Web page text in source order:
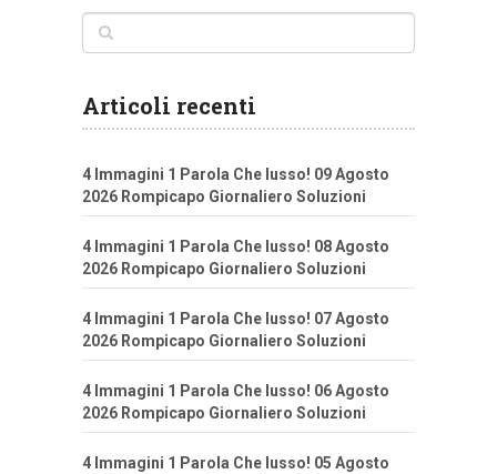
Articoli recenti
4 Immagini 1 Parola Che lusso! 09 Agosto
2026 Rompicapo Giornaliero Soluzioni
4 Immagini 1 Parola Che lusso! 08 Agosto
2026 Rompicapo Giornaliero Soluzioni
4 Immagini 1 Parola Che lusso! 07 Agosto
2026 Rompicapo Giornaliero Soluzioni
4 Immagini 1 Parola Che lusso! 06 Agosto
2026 Rompicapo Giornaliero Soluzioni
4 Immagini 1 Parola Che lusso! 05 Agosto